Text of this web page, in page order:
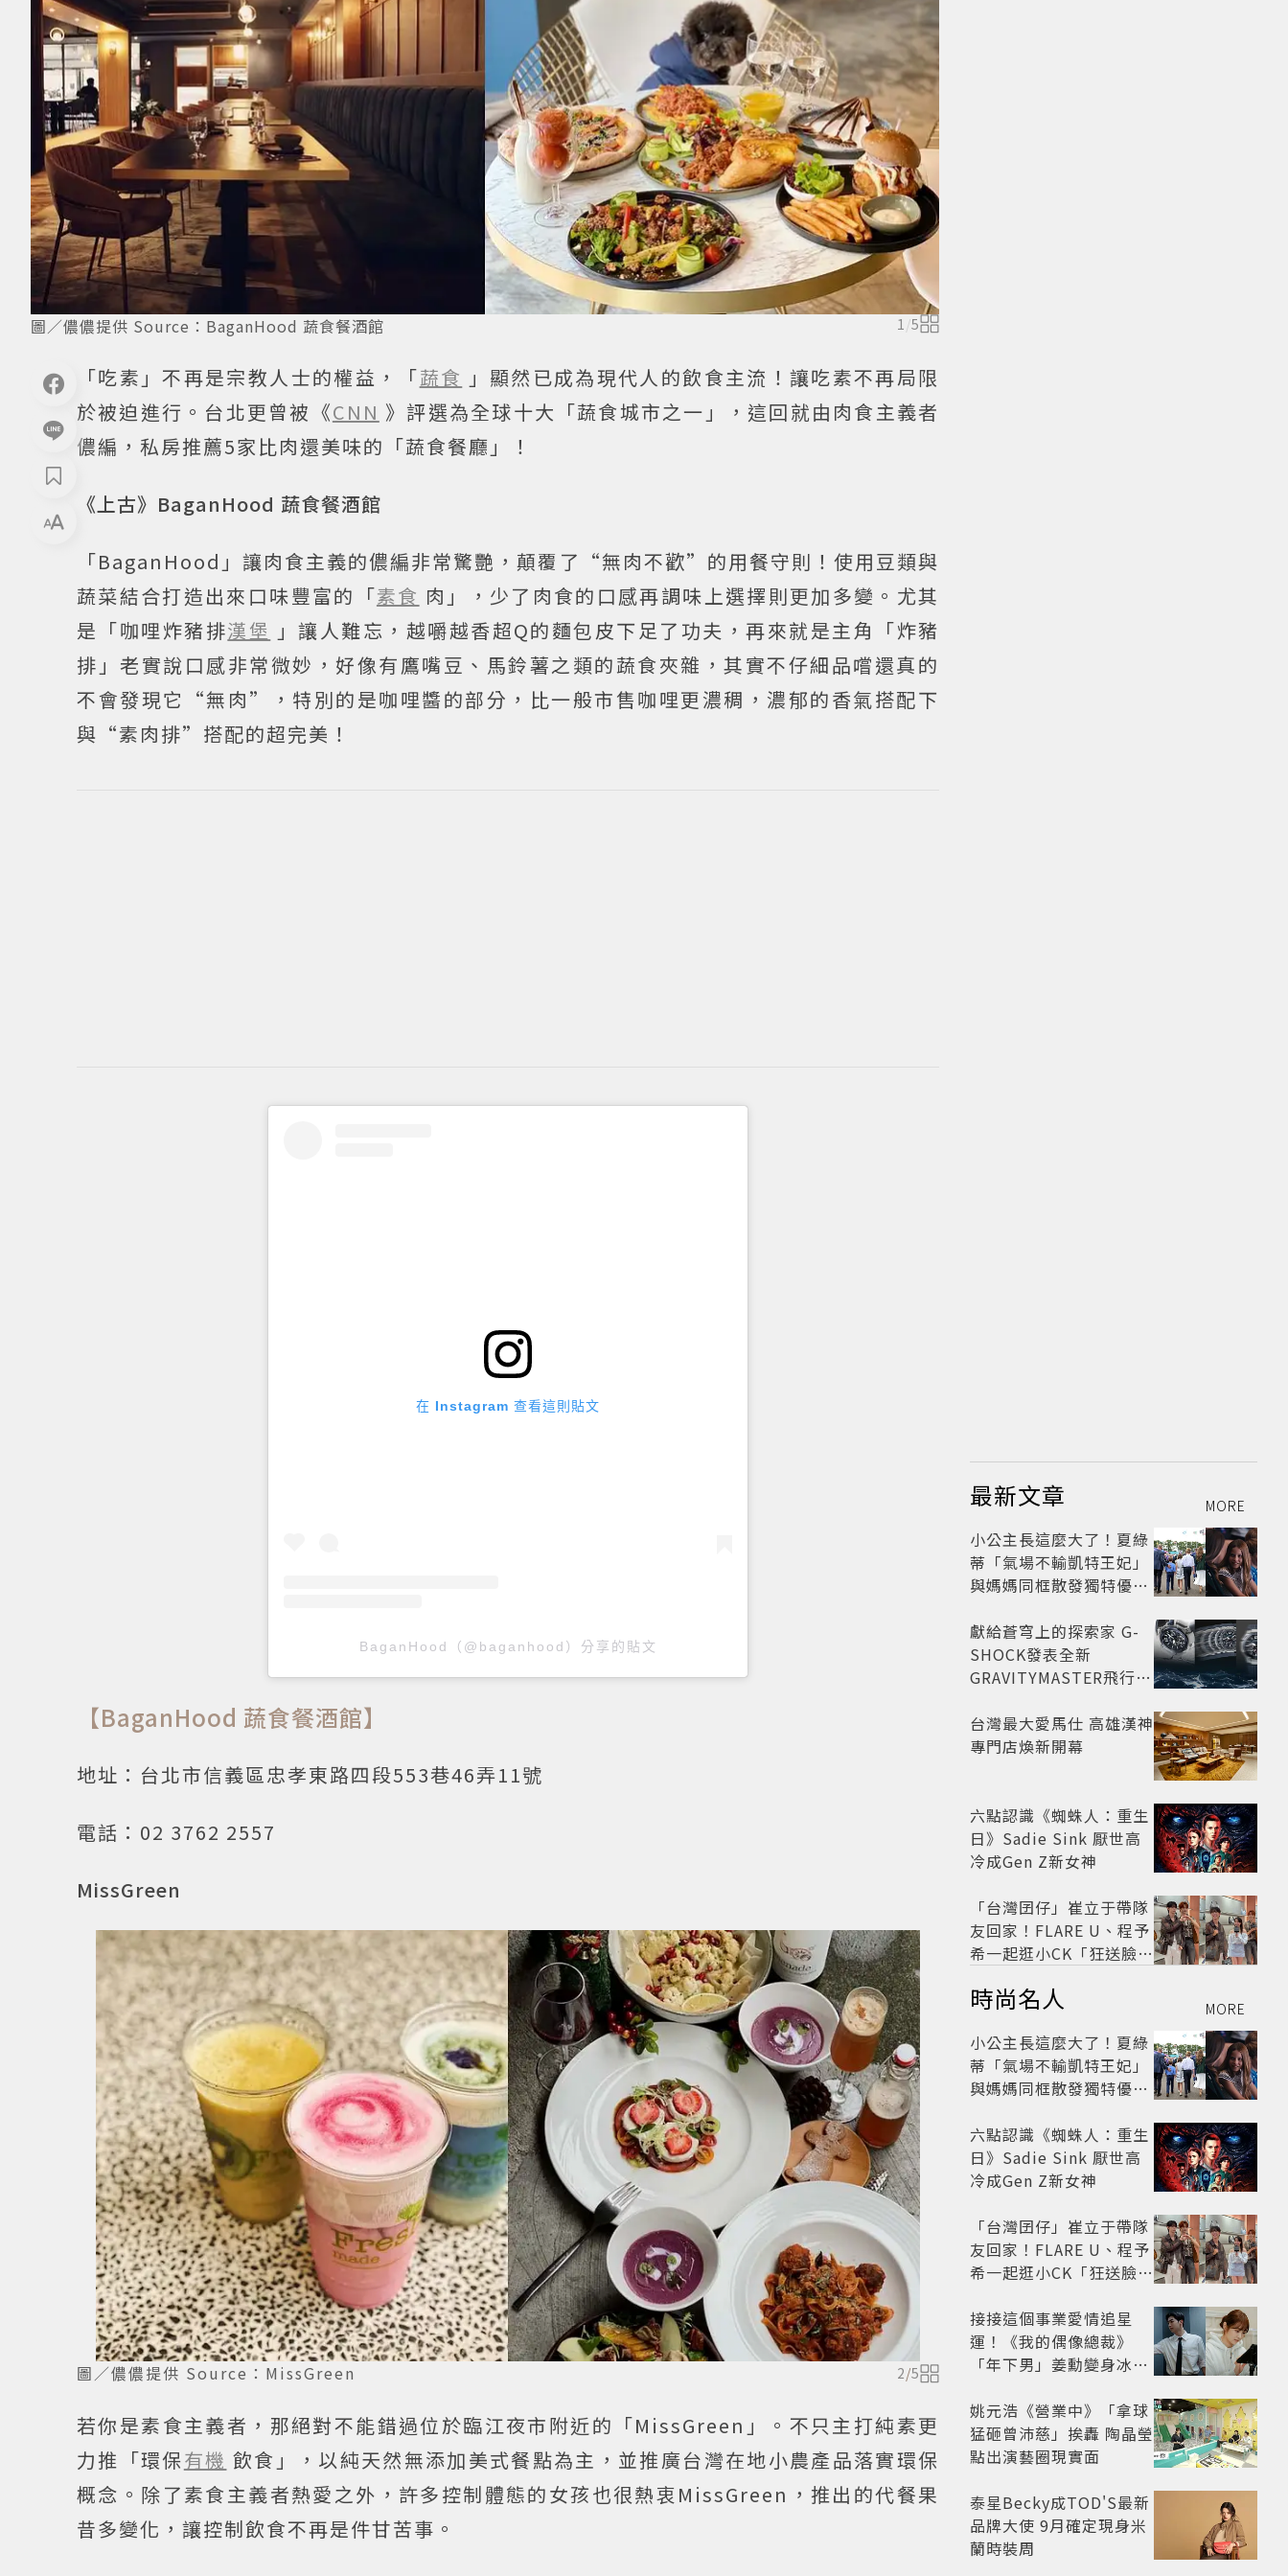
圖／儂儂提供 Source：BaganHood 蔬食餐酒館 1 /5
「吃素」不再是宗教人士的權益，「蔬食 」顯然已成為現代人的飲食主流！讓吃素不再局限
於被迫進行。台北更曾被《CNN 》評選為全球十大「蔬食城市之一」，這回就由肉食主義者
儂編，私房推薦5家比肉還美味的「蔬食餐廳」！
《上古》BaganHood 蔬食餐酒館
「BaganHood」讓肉食主義的儂編非常驚艷，顛覆了“無肉不歡”的用餐守則！使用豆類與
蔬菜結合打造出來口味豐富的「素食 肉」，少了肉食的口感再調味上選擇則更加多變。尤其
是「咖哩炸豬排漢堡 」讓人難忘，越嚼越香超Q的麵包皮下足了功夫，再來就是主角「炸豬
排」老實說口感非常微妙，好像有鷹嘴豆、馬鈴薯之類的蔬食夾雜，其實不仔細品嚐還真的
不會發現它“無肉”，特別的是咖哩醬的部分，比一般市售咖哩更濃稠，濃郁的香氣搭配下
與“素肉排”搭配的超完美！
在 Instagram 查看這則貼文
BaganHood（@baganhood）分享的貼文
【BaganHood 蔬食餐酒館】
地址：台北市信義區忠孝東路四段553巷46弄11號
電話：02 3762 2557
MissGreen
圖／儂儂提供 Source：MissGreen 2/5
若你是素食主義者，那絕對不能錯過位於臨江夜市附近的「MissGreen」。不只主打純素更
力推「環保有機 飲食」，以純天然無添加美式餐點為主，並推廣台灣在地小農產品落實環保
概念。除了素食主義者熱愛之外，許多控制體態的女孩也很熱衷MissGreen，推出的代餐果
昔多變化，讓控制飲食不再是件甘苦事。
最新文章 MORE
小公主長這麼大了！夏綠
蒂「氣場不輸凱特王妃」
與媽媽同框散發獨特優雅
獻給蒼穹上的探索家 G-
SHOCK發表全新
GRAVITYMASTER飛行表
台灣最大愛馬仕 高雄漢神
專門店煥新開幕
六點認識《蜘蛛人：重生
日》Sadie Sink 厭世高
冷成Gen Z新女神
「台灣囝仔」崔立于帶隊
友回家！FLARE U、程予
希一起逛小CK「狂送臉頰
站私藏必逛名單
時尚名人 MORE
小公主長這麼大了！夏綠
蒂「氣場不輸凱特王妃」
與媽媽同框散發獨特優雅
六點認識《蜘蛛人：重生
日》Sadie Sink 厭世高
冷成Gen Z新女神
「台灣囝仔」崔立于帶隊
友回家！FLARE U、程予
希一起逛小CK「狂送臉頰
站私藏必逛名單
接接這個事業愛情追星
運！《我的偶像總裁》
「年下男」姜勳變身冰山
遇愛情
姚元浩《營業中》「拿球
猛砸曾沛慈」挨轟 陶晶瑩
點出演藝圈現實面
泰星Becky成TOD'S最新
品牌大使 9月確定現身米
蘭時裝周